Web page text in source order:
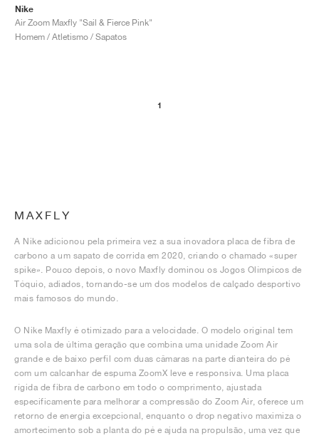
Nike
Air Zoom Maxfly "Sail & Fierce Pink"
Homem / Atletismo / Sapatos
1
MAXFLY
A Nike adicionou pela primeira vez a sua inovadora placa de fibra de
carbono a um sapato de corrida em 2020, criando o chamado «super
spike». Pouco depois, o novo Maxfly dominou os Jogos Olímpicos de
Tóquio, adiados, tornando-se um dos modelos de calçado desportivo
mais famosos do mundo.
O Nike Maxfly é otimizado para a velocidade. O modelo original tem
uma sola de última geração que combina uma unidade Zoom Air
grande e de baixo perfil com duas câmaras na parte dianteira do pé
com um calcanhar de espuma ZoomX leve e responsiva. Uma placa
rígida de fibra de carbono em todo o comprimento, ajustada
especificamente para melhorar a compressão do Zoom Air, oferece um
retorno de energia excepcional, enquanto o drop negativo maximiza o
amortecimento sob a planta do pé e ajuda na propulsão, uma vez que